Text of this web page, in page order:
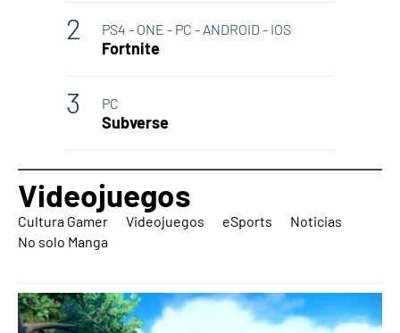
PS4 - ONE - PC - ANDROID - IOS
Fortnite
PC
Subverse
Videojuegos
Cultura Gamer Videojuegos eSports
Noticias
No solo Manga